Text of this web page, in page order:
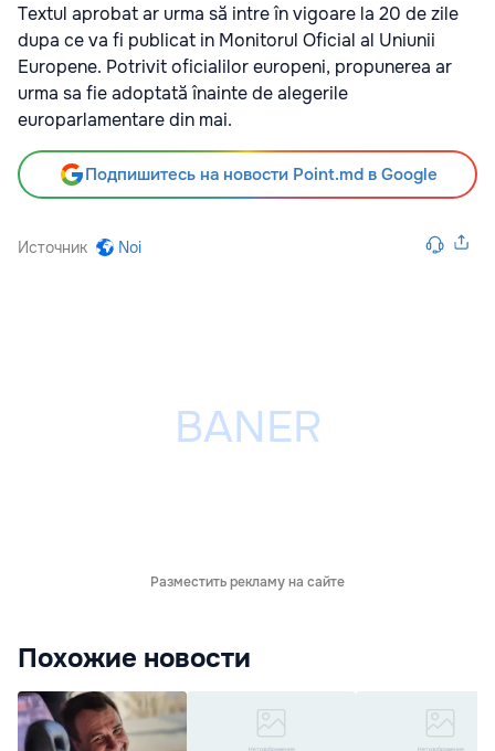
Textul aprobat ar urma să intre în vigoare la 20 de zile
dupa ce va fi publicat in Monitorul Oficial al Uniunii
Europene. Potrivit oficialilor europeni, propunerea ar
urma sa fie adoptată înainte de alegerile
europarlamentare din mai.
Подпишитесь на новости Point.md в Google
Источник Noi
Разместить рекламу на сайте
Похожие новости